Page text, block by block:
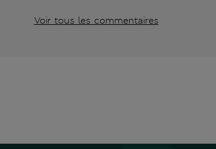
Voir tous les commentaires